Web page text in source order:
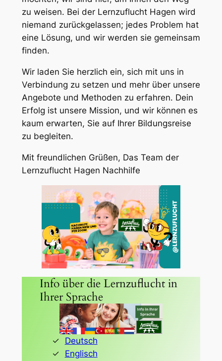
zu weisen. Bei der Lernzuflucht Hagen wird
niemand zurückgelassen; jedes Problem hat
eine Lösung, und wir werden sie gemeinsam
finden.
Wir laden Sie herzlich ein, sich mit uns in
Verbindung zu setzen und mehr über unsere
Angebote und Methoden zu erfahren. Dein
Erfolg ist unsere Mission, und wir können es
kaum erwarten, Sie auf Ihrer Bildungsreise
zu begleiten.
Mit freundlichen Grüßen, Das Team der
Lernzuflucht Hagen Nachhilfe
Info über die Lernzuflucht in
Ihrer Sprache
Deutsch
Englisch